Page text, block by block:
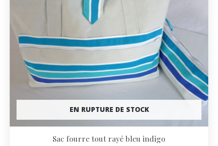
EN RUPTURE DE STOCK
Sac fourre tout rayé bleu indigo